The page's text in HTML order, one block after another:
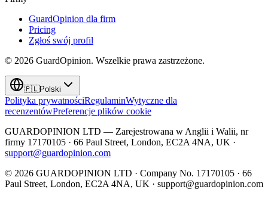
GuardOpinion dla firm
Pricing
Zgłoś swój profil
© 2026 GuardOpinion. Wszelkie prawa zastrzeżone.
🇵🇱Polski
Polityka prywatnościRegulaminWytyczne dla
recenzentówPreferencje plików cookie
GUARDOPINION LTD — Zarejestrowana w Anglii i Walii, nr
firmy 17170105 · 66 Paul Street, London, EC2A 4NA, UK ·
support@guardopinion.com
© 2026 GUARDOPINION LTD · Company No. 17170105 · 66
Paul Street, London, EC2A 4NA, UK · support@guardopinion.com